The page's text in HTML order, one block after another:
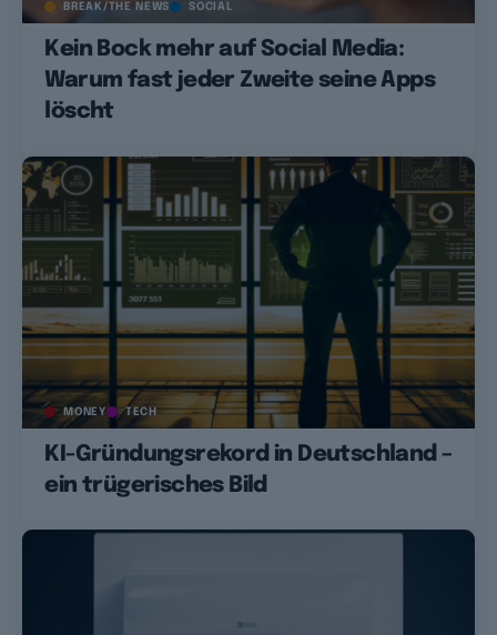
BREAK/THE NEWS SOCIAL
Kein Bock mehr auf Social Media:
Warum fast jeder Zweite seine Apps
löscht
MONEY TECH
KI-Gründungsrekord in Deutschland –
ein trügerisches Bild